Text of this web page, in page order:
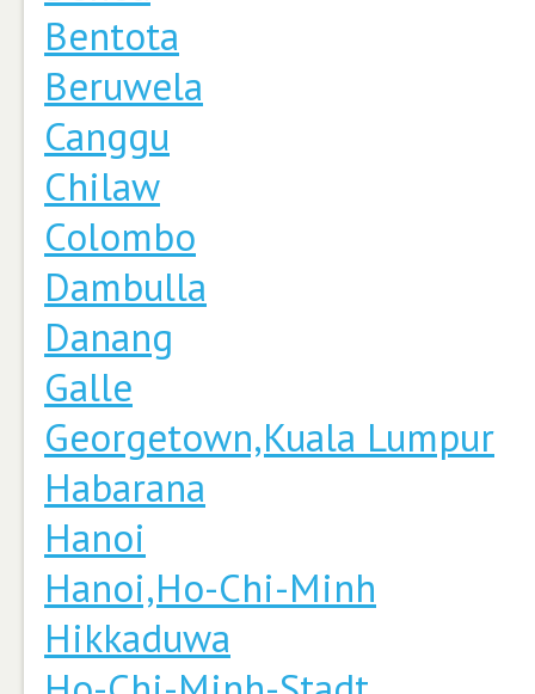
Bentota
Beruwela
Canggu
Chilaw
Colombo
Dambulla
Danang
Galle
Georgetown,Kuala Lumpur
Habarana
Hanoi
Hanoi,Ho-Chi-Minh
Hikkaduwa